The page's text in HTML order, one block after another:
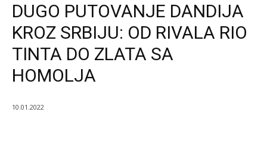
DUGO PUTOVANJE DANDIJA
KROZ SRBIJU: OD RIVALA RIO
TINTA DO ZLATA SA
HOMOLJA
10.01.2022